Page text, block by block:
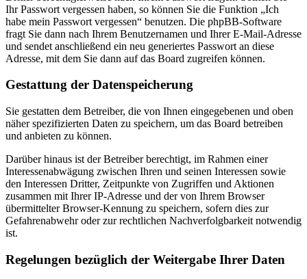
Ihr Passwort vergessen haben, so können Sie die Funktion „Ich
habe mein Passwort vergessen“ benutzen. Die phpBB-Software
fragt Sie dann nach Ihrem Benutzernamen und Ihrer E-Mail-Adresse
und sendet anschließend ein neu generiertes Passwort an diese
Adresse, mit dem Sie dann auf das Board zugreifen können.
Gestattung der Datenspeicherung
Sie gestatten dem Betreiber, die von Ihnen eingegebenen und oben
näher spezifizierten Daten zu speichern, um das Board betreiben
und anbieten zu können.
Darüber hinaus ist der Betreiber berechtigt, im Rahmen einer
Interessenabwägung zwischen Ihren und seinen Interessen sowie
den Interessen Dritter, Zeitpunkte von Zugriffen und Aktionen
zusammen mit Ihrer IP-Adresse und der von Ihrem Browser
übermittelter Browser-Kennung zu speichern, sofern dies zur
Gefahrenabwehr oder zur rechtlichen Nachverfolgbarkeit notwendig
ist.
Regelungen bezüglich der Weitergabe Ihrer Daten